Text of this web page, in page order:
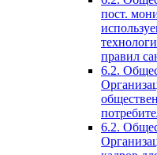
пост.
правил
6.2.
6.2.